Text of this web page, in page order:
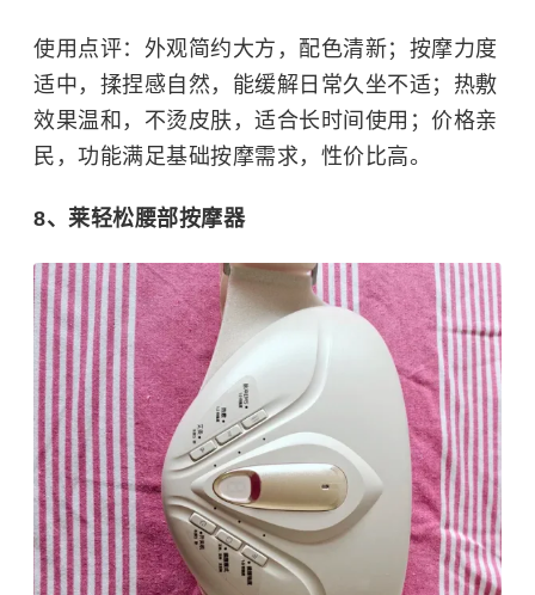
使用点评：外观简约大方，配色清新；按摩力度
适中，揉捏感自然，能缓解日常久坐不适；热敷
效果温和，不烫皮肤，适合长时间使用；价格亲
民，功能满足基础按摩需求，性价比高。
8、莱轻松腰部按摩器